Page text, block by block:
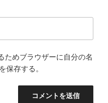
ためブラウザーに自分の名
保存する。